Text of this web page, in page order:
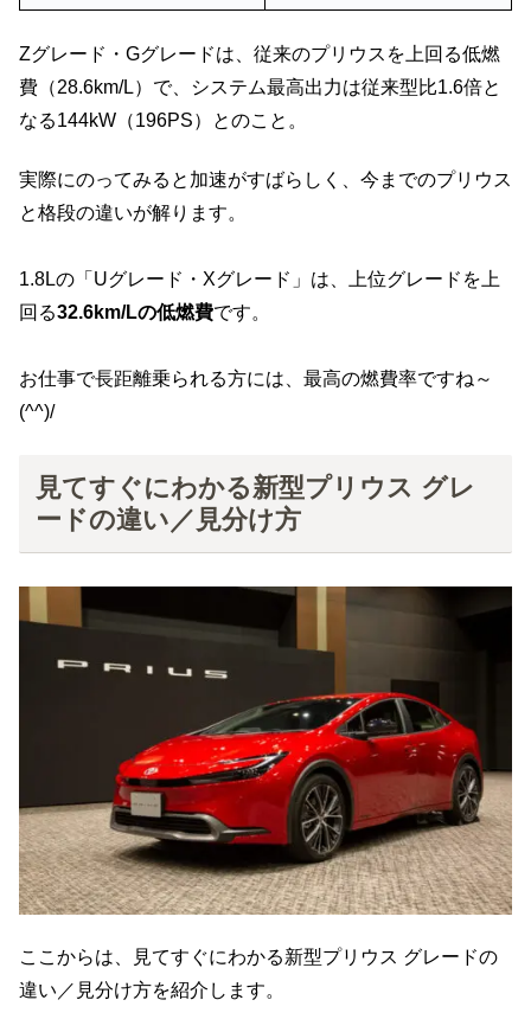
Zグレード・Gグレードは、従来のプリウスを上回る低燃
費（28.6km/L）で、システム最高出力は従来型比1.6倍と
なる144kW（196PS）とのこと。
実際にのってみると加速がすばらしく、今までのプリウス
と格段の違いが解ります。
1.8Lの「Uグレード・Xグレード」は、上位グレードを上
回る32.6km/Lの低燃費です。
お仕事で長距離乗られる方には、最高の燃費率ですね～
(^^)/
見てすぐにわかる新型プリウス グレ
ードの違い／見分け方
ここからは、見てすぐにわかる新型プリウス グレードの
違い／見分け方を紹介します。